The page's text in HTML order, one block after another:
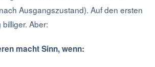
Ausgangszustand). Auf den ersten
Aber:
macht Sinn, wenn: